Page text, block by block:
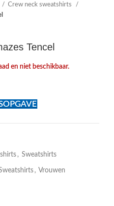
Crew neck sweatshirts
Tencel
en niet beschikbaar.
, Sweatshirts
, Vrouwen